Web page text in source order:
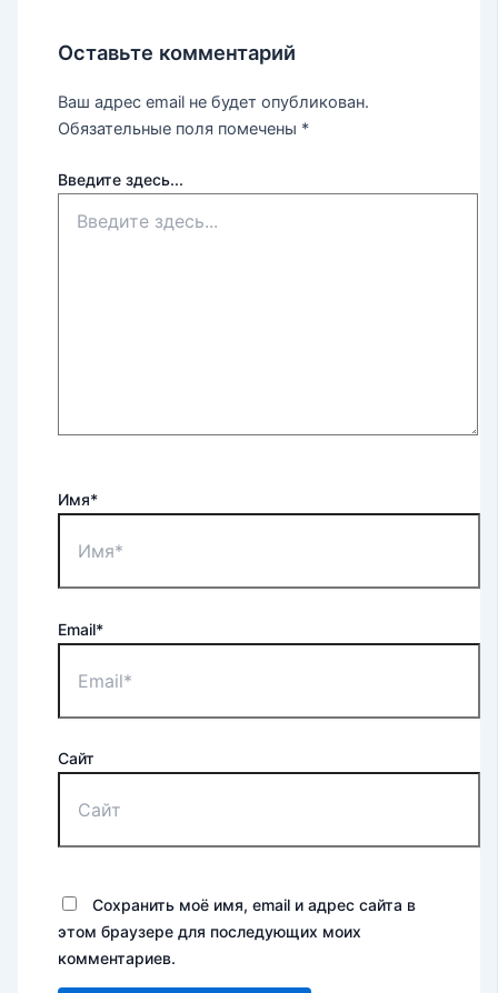
Оставьте комментарий
Ваш адрес email не будет опубликован.
Обязательные поля помечены *
Введите здесь...
Имя*
Email*
Сайт
Сохранить моё имя, email и адрес сайта в
этом браузере для последующих моих
комментариев.